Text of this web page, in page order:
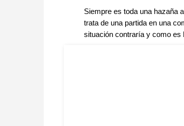
Siempre es toda una hazaña
trata de una partida en una
situación contraría y como es